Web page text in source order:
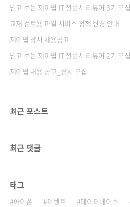
믿고 보는 제이펍 IT 전문서 리뷰어 3기 모
교재 검토용 파일 서비스 정책 변경 안내
제이펍 상시 채용공고
믿고 보는 제이펍 IT 전문서 리뷰어 2기 모
제이펍 채용 공고_상시 모집
최근 포스트
최근 댓글
태그
아이폰 이벤트 데이터베이스